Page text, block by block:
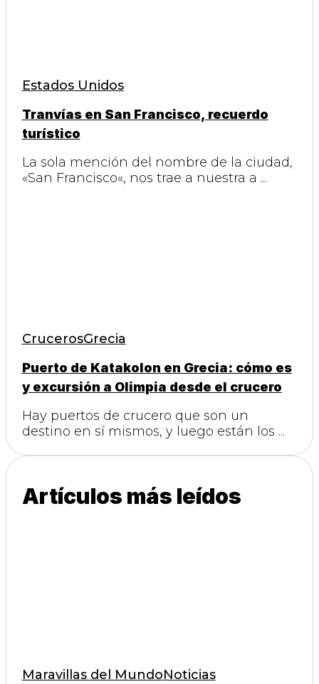
Estados Unidos
Tranvías en San Francisco, recuerdo
turístico
La sola mención del nombre de la ciudad,
«San Francisco«, nos trae a nuestra a ...
CrucerosGrecia
Puerto de Katakolon en Grecia: cómo es
y excursión a Olimpia desde el crucero
Hay puertos de crucero que son un
destino en sí mismos, y luego están los ...
Artículos más leídos
Maravillas del MundoNoticias